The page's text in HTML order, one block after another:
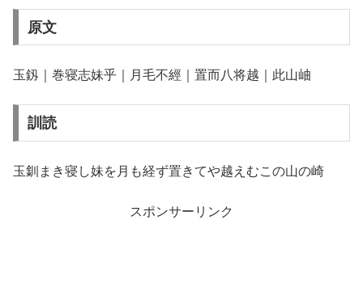
原文
玉釼｜巻寝志妹乎｜月毛不經｜置而八将越｜此山岫
訓読
玉釧まき寝し妹を月も経ず置きてや越えむこの山の崎
スポンサーリンク